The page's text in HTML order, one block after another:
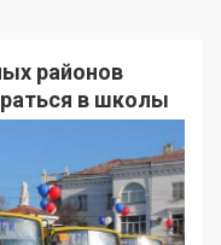
районов
в школы